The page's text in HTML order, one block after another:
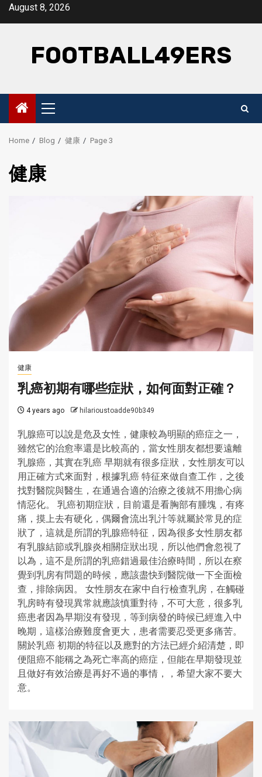
SkipAugust 8, 2026
FOOTBALL49ERS
Primary
Menu
Home Blog 健康 Page 3
健康
健康
乳癌初期有哪些症狀，如何面對正確？
4 years ago hilarioustoadde90b349
乳腺癌可以說是危及女性，健康較為明顯的癌症之一，
雖然它的治愈率還是比較高的，當女性朋友都想要遠離
乳腺癌，其實在乳癌 早期就有很多症狀，女性朋友可以
用正確方式來面對，根據乳癌 特征來做自查工作，之後
找對醫院與醫生，在通過合適的治療之後就不用擔心病
情惡化。 乳癌初期症狀，目前還是看胸部有腫塊，有疼
痛，摸上去有硬化，偶爾會流出乳汁等就屬於常見的症
狀了，這就是所謂的乳腺癌特征，因為很多女性朋友都
有乳腺結節或乳腺炎相關症狀出現，所以他們會忽視了
以為，這不是所謂的乳癌錯過最佳治療時間，所以在察
覺到乳房有問題的時候，應該盡快到醫院做一下全面檢
查，排除病因。 女性朋友在家中自行檢查乳房，在觸碰
乳房時有發現異常就應該慎重對待，不可大意，很多乳
癌患者因為早期沒有發現，等到病發的時候已經進入中
晚期，這樣治療難度會更大，患者需要忍受更多痛苦。
關於乳癌 初期的特征以及應對的方法已經介紹清楚，即
便阻癌不能稱之為死亡率高的癌症，但能在早期發現並
且做好有效治療是再好不過的事情，，希望大家不要大
意。